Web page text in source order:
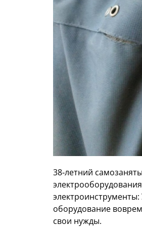
38‑летний
оборудование
свои нужды.